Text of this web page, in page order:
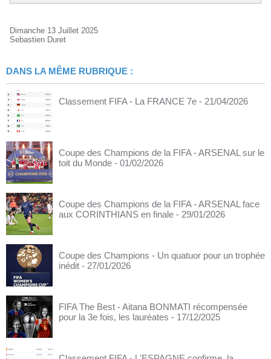
Dimanche 13 Juillet 2025
Sebastien Duret
DANS LA MÊME RUBRIQUE :
Classement FIFA - La FRANCE 7e - 21/04/2026
Coupe des Champions de la FIFA - ARSENAL sur le
toit du Monde - 01/02/2026
Coupe des Champions de la FIFA - ARSENAL face
aux CORINTHIANS en finale - 29/01/2026
Coupe des Champions - Un quatuor pour un trophée
inédit - 27/01/2026
FIFA The Best - Aitana BONMATI récompensée
pour la 3e fois, les lauréates - 17/12/2025